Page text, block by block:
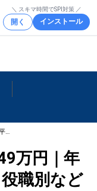
＼ スキマ時間でSPI対策 ／
開く インストール
【ミサワ】平均年収449万円｜年収推移・業界・年代・役職別など徹底解説！
万円｜年
職別など